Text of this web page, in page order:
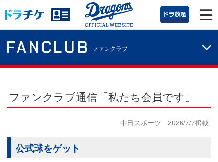
FANCLUB ファンクラブ
ファンクラブ通信「私たち会員です」
中日スポーツ 2026/7/7掲載
公式球をゲット